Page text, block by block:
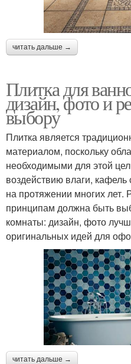
читать дальше →
Плитка для
дизайн, фото и
выбору
Плитка является
материалом, поскольку
необходимыми для этой
воздействию влаги,
на протяжении многих лет.
принципам должна быть
комнаты: дизайн, фото
оригинальных идей для
читать дальше →